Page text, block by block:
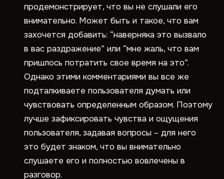
продемонстрирует, что вы не слушали его
внимательно. Может быть и такое, что вам
захочется добавить: “наверняка это вызвало
в вас раздражение” или “мне жаль, что вам
пришлось потратить свое время на это”.
Однако этими комментариями вы все же
подталкиваете пользователя думать или
чувствовать определенным образом. Поэтому
лучше зафиксировать чувства и ощущения
пользователя, задавая вопросы – для него
это будет знаком, что вы внимательно
слушаете его и полностью вовлечены в
разговор.